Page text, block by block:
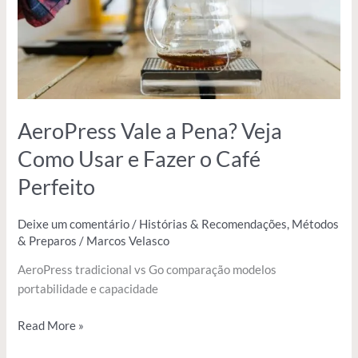
AeroPress Vale a Pena? Veja
Como Usar e Fazer o Café
Perfeito
Deixe um comentário / Histórias & Recomendações, Métodos
& Preparos / Marcos Velasco
AeroPress tradicional vs Go comparação modelos
portabilidade e capacidade
Usar
Fazer
o
Perfeito
Read More »